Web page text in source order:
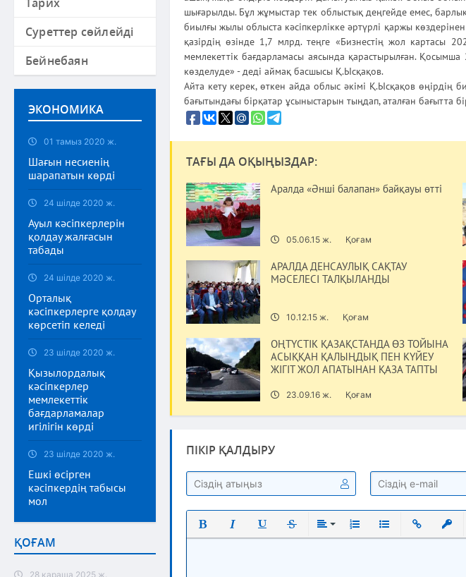
Суреттер сөйлейді
Бейнебаян
ЭКОНОМИКА
01 тамыз 2020 ж.
Шағын несиенің
шарапатын көрді
24 шілде 2020 ж.
Ауыл кәсіпкерлерін
қолдау жалғасын
табады
24 шілде 2020 ж.
Орталық
кәсіпкерлерге қолдау
көрсетіп келеді
23 шілде 2020 ж.
Қызылордалық
кәсіпкерлер
мемлекеттік
бағдарламалар
игілігін көрді
23 шілде 2020 ж.
Ешкі өсірген
кәсіпкердің табысы
мол
ҚОҒАМ
28 қараша 2025 ж.
шығарылды. Бұл жұмыстар тек облыстық деңгейде емес,
биылғы жылы облыста кәсіпкерлікке әртүрлі қаржы
қазірдің өзінде 1,7 млрд. теңге «Бизнестің жол картасы
мемлекеттік бағдарламасы аясында қарастырылған. Қосымша
көзделуде» - деді аймақ басшысы Қ.Ысқақов.
Айта кету керек, өткен айда облыс әкімі Қ.Ысқақов өңірдің
бағытындағы бірқатар ұсыныстарын тыңдап, аталған бағытта
ТАҒЫ ДА ОҚЫҢЫЗДАР:
Аралда «Әнші балапан» байқауы өтті
05.06.15 ж. Қоғам
АРАЛДА ДЕНСАУЛЫҚ САҚТАУ
МӘСЕЛЕСІ ТАЛҚЫЛАНДЫ
10.12.15 ж. Қоғам
ОҢТҮСТІК ҚАЗАҚСТАНДА ӨЗ ТОЙЫНА
АСЫҚҚАН ҚАЛЫҢДЫҚ ПЕН КҮЙЕУ
ЖІГІТ ЖОЛ АПАТЫНАН ҚАЗА ТАПТЫ
23.09.16 ж. Қоғам
ПІКІР ҚАЛДЫРУ
Полужирный
КурсивПодчеркнутый
ЗачеркнутыйВыравнивание
Нумерованный список
Маркированный
Вставить